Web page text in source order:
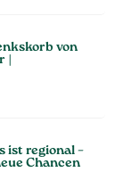
von
ist regional –
Chancen